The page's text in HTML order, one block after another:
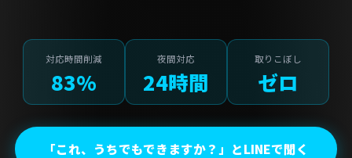
対応時間削減
83%
夜間対応
24時間
取りこぼし
ゼロ
「これ、うちでもできますか？」とLINEで聞く